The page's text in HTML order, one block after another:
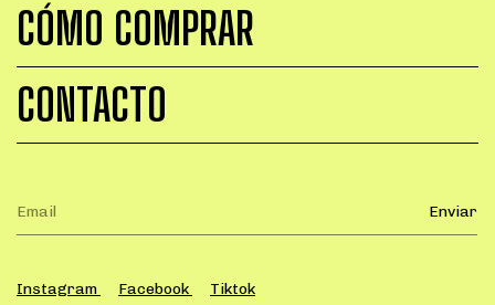
CÓMO COMPRAR
CONTACTO
Instagram Facebook Tiktok